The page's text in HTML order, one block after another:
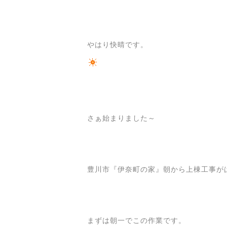
やはり快晴です。
さぁ始まりました～
豊川市『伊奈町の家』朝から上棟工事が
まずは朝一でこの作業です。